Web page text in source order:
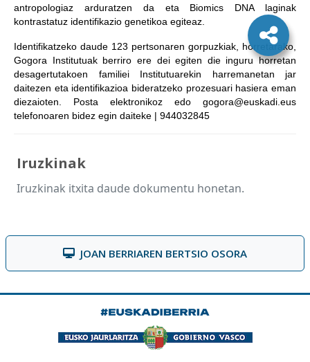
antropologiaz arduratzen da eta Biomics DNA laginak
kontrastatuz identifikazio genetikoa egiteaz.
Identifikatzeko daude 123 pertsonaren gorpuzkiak, horretarako,
Gogora Institutuak berriro ere dei egiten die inguru horretan
desagertutakoen familiei Institutuarekin harremanetan jar
daitezen eta identifikazioa bideratzeko prozesuari hasiera eman
diezaioten. Posta elektronikoz edo gogora@euskadi.eus
telefonoaren bidez egin daiteke | 944032845
Iruzkinak
Iruzkinak itxita daude dokumentu honetan.
JOAN BERRIAREN BERTSIO OSORA